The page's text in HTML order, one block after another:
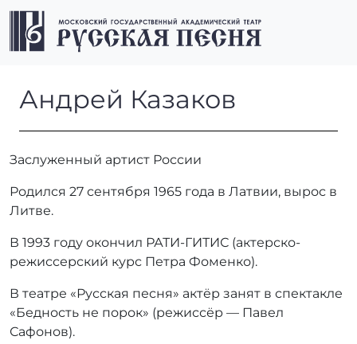
Перейти к содержимому
Перейти к футеру
Андрей Казаков
Андрей Казаков
Заслуженный артист России
Родился 27 сентября 1965 года в Латвии, вырос в
Литве.
В 1993 году окончил РАТИ-ГИТИС (актерско-
режиссерский курс Петра Фоменко).
В театре «Русская песня» актёр занят в спектакле
«Бедность не порок» (режиссёр — Павел
Сафонов).